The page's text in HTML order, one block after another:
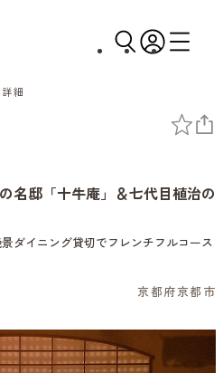
細
名邸「十牛庵」＆七代目植治の
ダイニング貸切でフレンチフルコース
京都府京都市